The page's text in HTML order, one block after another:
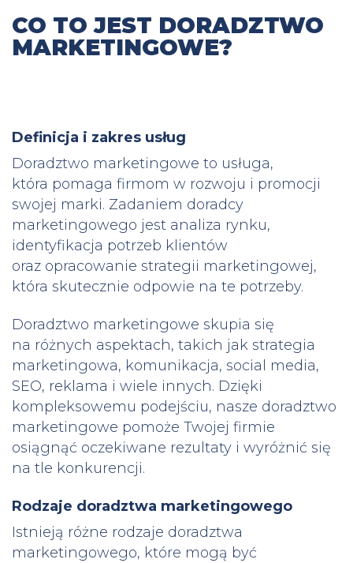
CO TO JEST DORADZTWO
MARKETINGOWE?
Definicja i zakres usług
Doradztwo marketingowe to usługa,
która pomaga firmom w rozwoju i promocji
swojej marki. Zadaniem doradcy
marketingowego jest analiza rynku,
identyfikacja potrzeb klientów
oraz opracowanie strategii marketingowej,
która skutecznie odpowie na te potrzeby.
Doradztwo marketingowe skupia się
na różnych aspektach, takich jak strategia
marketingowa, komunikacja, social media,
SEO, reklama i wiele innych. Dzięki
kompleksowemu podejściu, nasze doradztwo
marketingowe pomoże Twojej firmie
osiągnąć oczekiwane rezultaty i wyróżnić się
na tle konkurencji.
Rodzaje doradztwa marketingowego
Istnieją różne rodzaje doradztwa
marketingowego, które mogą być